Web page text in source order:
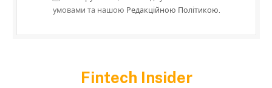
умовами та нашою Редакційною Політикою.
Fintech Insider